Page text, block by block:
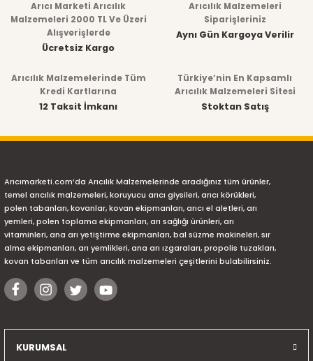
Arıcı Marketi Arıcılık
Malzemeleri 2000 TL Ve Üzeri
Alışverişlerde
Ücretsiz Kargo
Arıcılık Malzemeleri
Siparişleriniz
Aynı Gün Kargoya Verilir
Arıcılık Malzemelerinde Tüm
Kredi Kartlarına
12 Taksit İmkanı
Türkiye’nin En Kapsamlı
Arıcılık Malzemeleri Sitesi
Stoktan Satış
Arıcımarketi.com’da Arıcılık Malzemelerinde aradığınız tüm ürünler,
temel arıcılık malzemeleri, koruyucu arıcı giysileri, arıcı körükleri,
polen tabanları, kovanlar, kovan ekipmanları, arıcı el aletleri, arı
yemleri, polen toplama ekipmanları, arı sağlığı ürünleri, arı
vitaminleri, ana arı yetiştirme ekipmanları, bal süzme makineleri, sır
alma ekipmanları, arı yemlikleri, ana arı ızgaraları, propolis tuzakları,
kovan tabanları ve tüm arıcılık malzemeleri çeşitlerini bulabilirsiniz.
KURUMSAL